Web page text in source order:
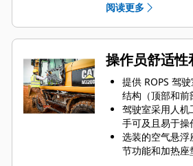
可在监视器内预
压力设置，以
工装（选装）操
铲斗连杆上集成
式以及过载警告
全地提升重型负
种类繁多的 Cat
任何手边的工作
阅读更多
操作员舒适性
提供 ROPS 驾
结构（顶部和前
驾驶室采用人
手可及且易于操
选装的空气悬浮
节功能和加热